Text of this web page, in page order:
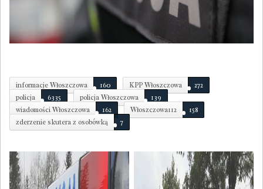
informacje Włoszczowa 160 KPP Włoszczowa
272
policja
6335 policja Włoszczowa
139
wiadomości Włoszczowa
162 Włoszczowa112
158
zderzenie skutera z osobówką
7